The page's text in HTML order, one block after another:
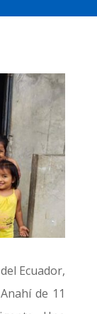
Ecuador,
de 11